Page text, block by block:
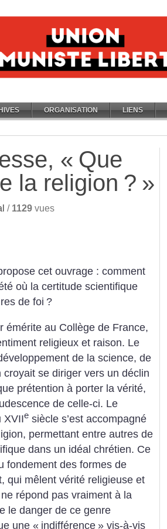
ORGANISATION LIENS
« Que
la religion ? »
/ 1129 vues
cet ouvrage : comment
où la certitude scientifique
de foi ?
émérite au Collège de France,
religieux et raison. Le
de la science, de
croyait se diriger vers un déclin
prétention à porter la vérité,
de celle-ci. Le
XVIIe siècle s’est accompagné
permettant entre autres de
dans un idéal chrétien. Ce
fondement des formes de
qui mêlent vérité religieuse et
répond pas vraiment à la
le danger de ce genre
une « indifférence » vis-à-vis